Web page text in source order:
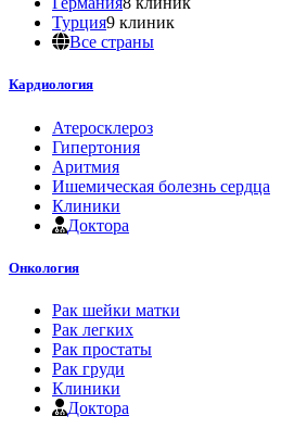
Турция9 клиник
Все страны
Кардиология
Атеросклероз
Гипертония
Аритмия
Ишемическая болезнь сердца
Клиники
Доктора
Онкология
Рак шейки матки
Рак легких
Рак простаты
Рак груди
Клиники
Доктора